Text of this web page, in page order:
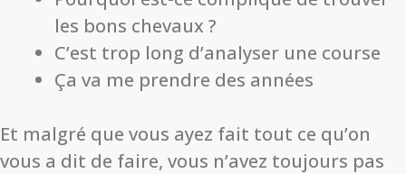
les bons chevaux ?
C’est trop long d’analyser une course
Ça va me prendre des années
Et malgré que vous ayez fait tout ce qu’on
vous a dit de faire, vous n’avez toujours pas